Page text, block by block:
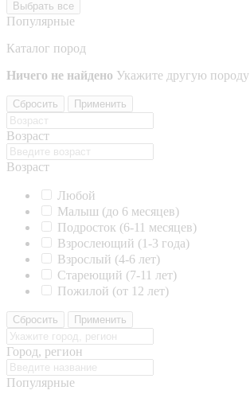
Выбрать все
Популярные
Каталог пород
Ничего не найдено Укажите другую породу
Сбросить Применить
Возраст
Возраст
Любой
Малыш (до 6 месяцев)
Подросток (6-11 месяцев)
Взрослеющий (1-3 года)
Взрослый (4-6 лет)
Стареющий (7-11 лет)
Пожилой (от 12 лет)
Сбросить Применить
Город, регион
Популярные